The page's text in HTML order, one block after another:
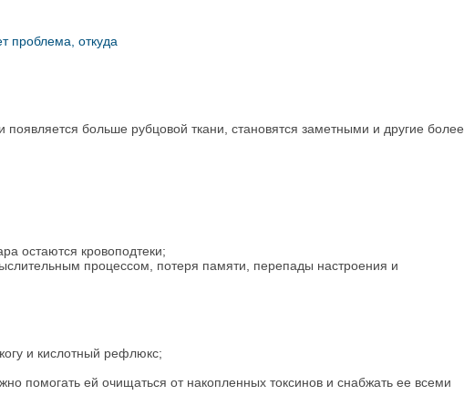
проблема, откуда
больше рубцовой ткани, становятся заметными и другие более
остаются кровоподтеки;
процессом, потеря памяти, перепады настроения и
и кислотный рефлюкс;
помогать ей очищаться от накопленных токсинов и снабжать ее всеми